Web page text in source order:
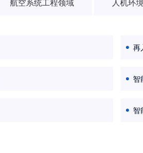
航空系统工程领域 人机环
再
智
智